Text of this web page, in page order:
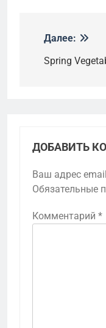
Навигация
по
Далее:
Spring
ДОБАВИТЬ
Ваш адрес
Обязательные
Комментарий *